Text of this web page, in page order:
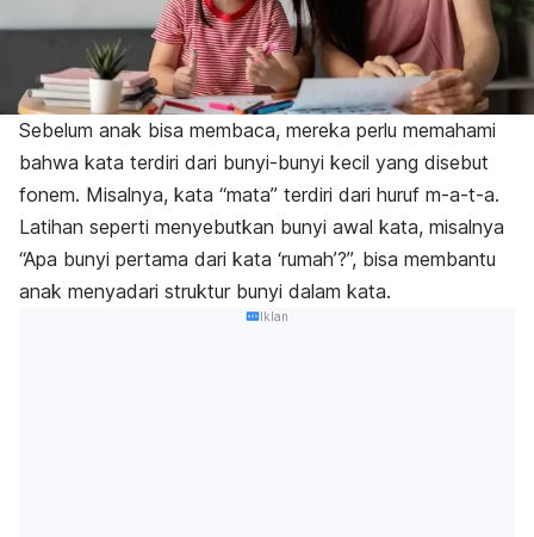
Sebelum anak bisa membaca, mereka perlu memahami
bahwa kata terdiri dari bunyi-bunyi kecil yang disebut
fonem. Misalnya, kata “mata” terdiri dari huruf m-a-t-a.
Latihan seperti menyebutkan bunyi awal kata, misalnya
“Apa bunyi pertama dari kata ‘rumah’?”, bisa membantu
anak menyadari struktur bunyi dalam kata.
Iklan